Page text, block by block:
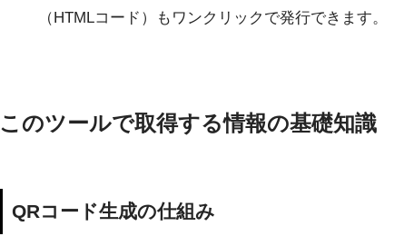
（HTMLコード）もワンクリックで発行できます。
このツールで取得する情報の基礎知識
QRコード生成の仕組み